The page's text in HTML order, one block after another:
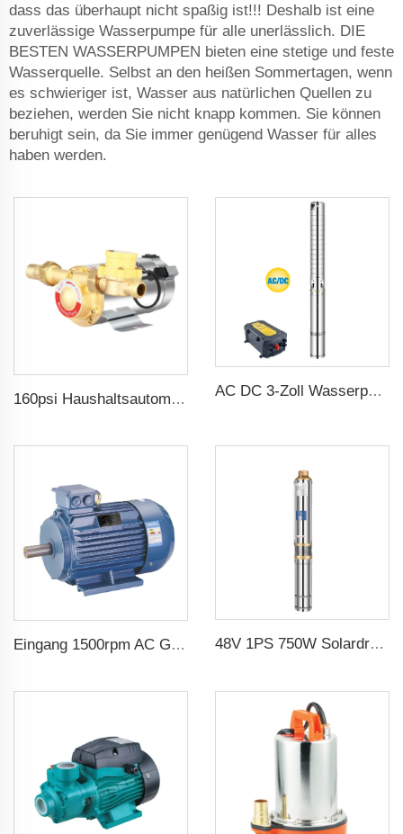
dass das überhaupt nicht spaßig ist!!! Deshalb ist eine
zuverlässige Wasserpumpe für alle unerlässlich. DIE
BESTEN WASSERPUMPEN bieten eine stetige und feste
Wasserquelle. Selbst an den heißen Sommertagen, wenn
es schwieriger ist, Wasser aus natürlichen Quellen zu
beziehen, werden Sie nicht knapp kommen. Sie können
beruhigt sein, da Sie immer genügend Wasser für alles
haben werden.
160psi Haushaltsautomatische Boosterwasserpumpe
AC DC 3-Zoll Wasserpumpe Edelstahl-Schaufel Solar Wasserpumpe für Landwirtschaft
Eingang 1500rpm AC Gleichstrommotor 3-phasig 2.2kw 3hp Ausgang Dreiphasgenerator für Wechselstromgenerator 48V 1PS 750W Solardruckpumpe mit MPPT-Regler für landwirtschaftliche Solarpumpenbewässerung